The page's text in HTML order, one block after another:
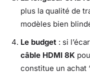
plus la qualité de
modèles bien
Le budget : si
câble HDMI 8K
constitue un achat